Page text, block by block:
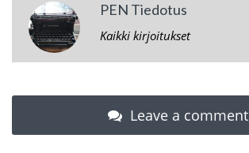
PEN Tiedotus
Kaikki kirjoitukset
Leave a comment